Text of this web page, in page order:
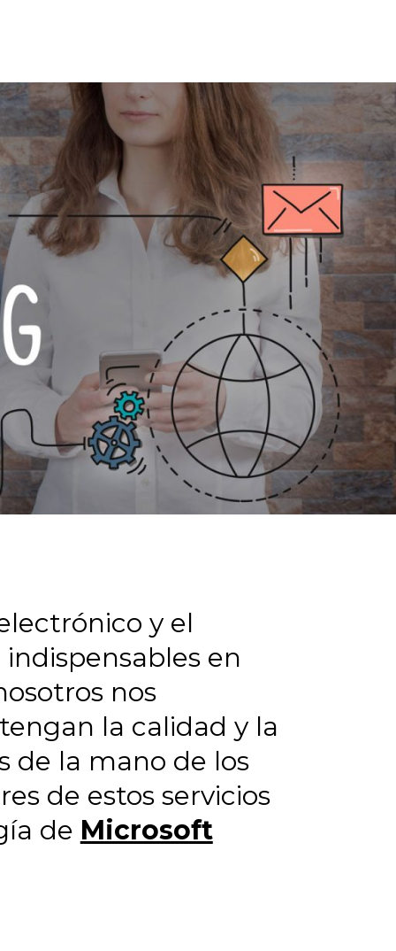
y el
en
nos
la calidad y la
de la mano de los
de estos servicios
de Microsoft